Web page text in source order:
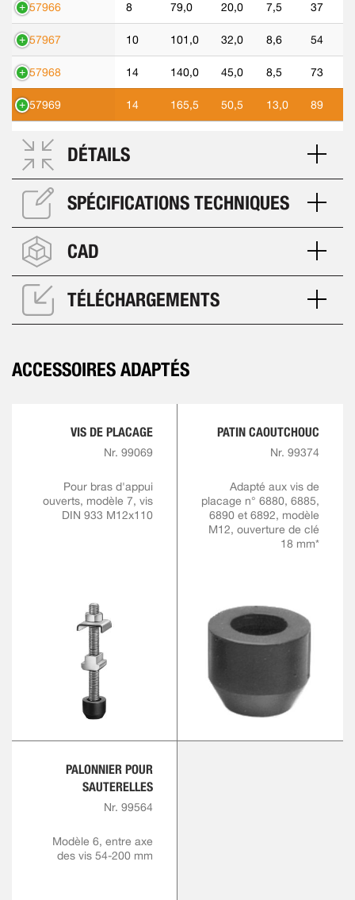
557966 8 79,0 20,0 7,5 37
557967 10 101,0 32,0 8,6 54
557968 14 140,0 45,0 8,5 73
557969 14 165,5 50,5 13,0 89
DÉTAILS
SPÉCIFICATIONS TECHNIQUES
CAD
TÉLÉCHARGEMENTS
ACCESSOIRES ADAPTÉS
VIS DE PLACAGE
Nr. 99069
Pour bras d'appui
ouverts, modèle 7, vis
DIN 933 M12x110
PATIN CAOUTCHOUC
Nr. 99374
Adapté aux vis de
placage n° 6880, 6885,
6890 et 6892, modèle
M12, ouverture de clé
18 mm*
PALONNIER POUR
SAUTERELLES
Nr. 99564
Modèle 6, entre axe
des vis 54-200 mm